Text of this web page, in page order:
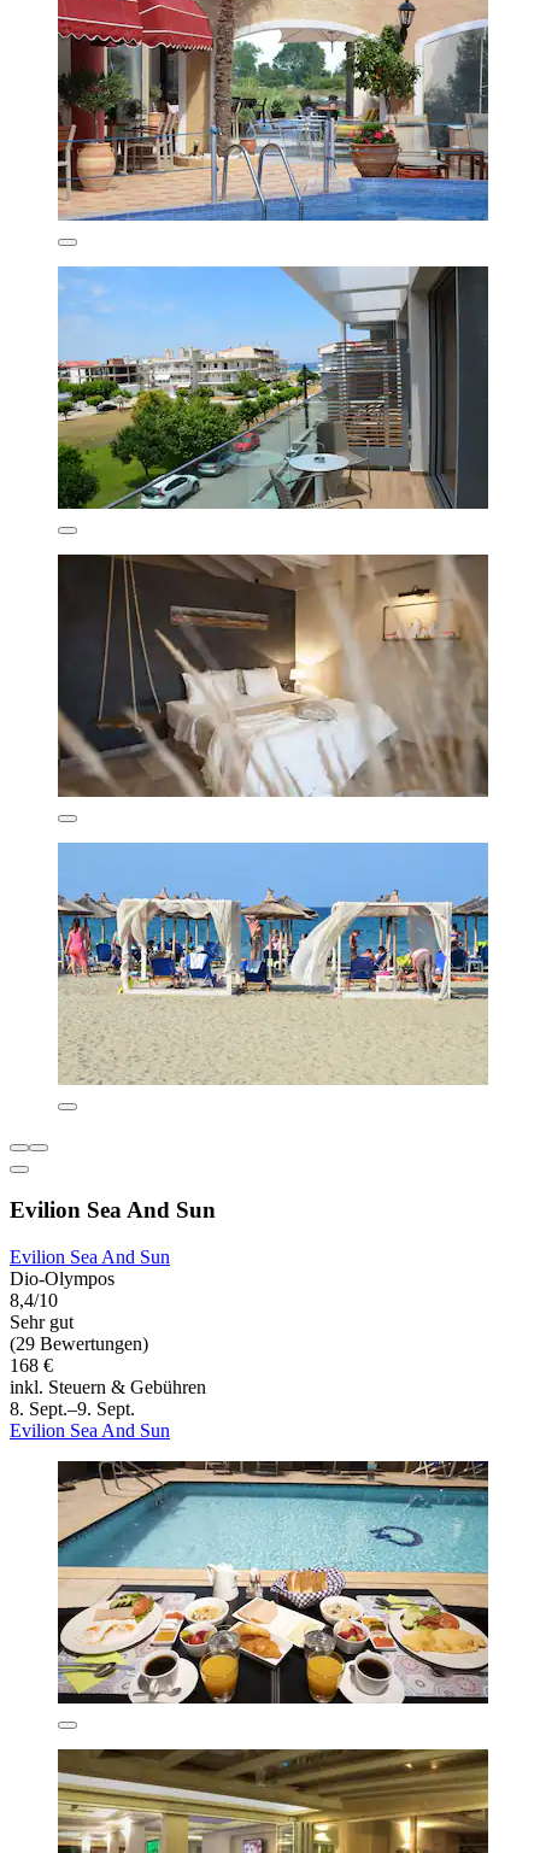
Evilion Sea And Sun
Evilion Sea And Sun
Dio-Olympos
8,4/10
Sehr gut
(29 Bewertungen)
168 €
inkl. Steuern & Gebühren
8. Sept.–9. Sept.
Evilion Sea And Sun